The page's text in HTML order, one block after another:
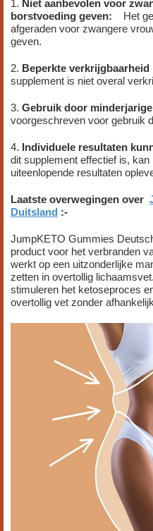
1. Niet aanbevolen voor
borstvoeding geven: Het
afgeraden voor zwangere
geven.
2. Beperkte
supplement is niet overal
3. Gebruik door
voorgeschreven voor gebruik
4. Individuele resultaten
dit supplement effectief is,
uiteenlopende resultaten
Laatste overwegingen over
Duitsland :-
JumpKETO Gummies
product voor het verbranden
werkt op een uitzonderlijke
zetten in overtollig
stimuleren het ketoseproces
overtollig vet zonder